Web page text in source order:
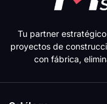
Tu partner
proyectos de
con fábrica,